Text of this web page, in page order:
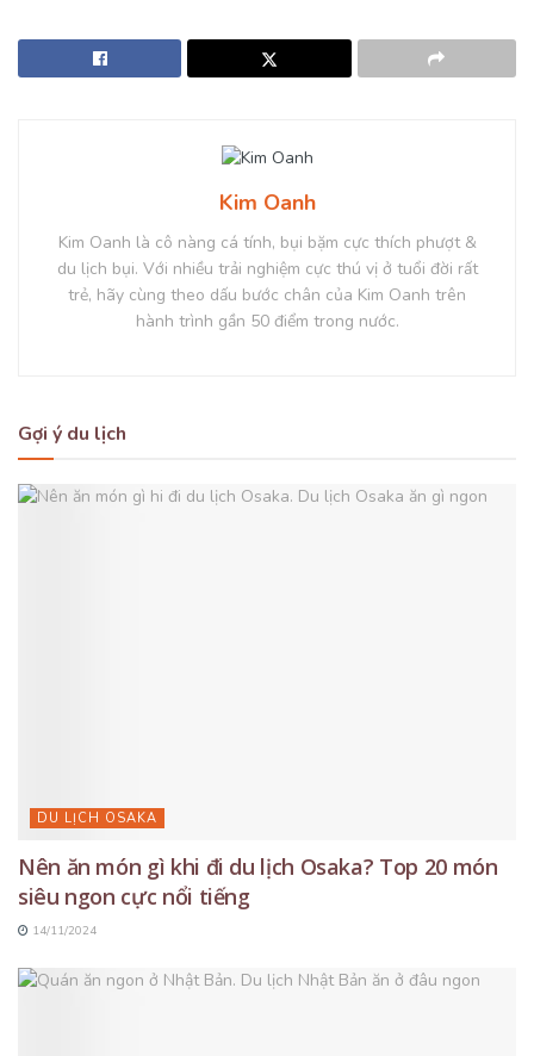
Kim Oanh
Kim Oanh là cô nàng cá tính, bụi bặm cực thích phượt &
du lịch bụi. Với nhiều trải nghiệm cực thú vị ở tuổi đời rất
trẻ, hãy cùng theo dấu bước chân của Kim Oanh trên
hành trình gần 50 điểm trong nước.
Gợi ý du lịch
DU LỊCH OSAKA
Nên ăn món gì khi đi du lịch Osaka? Top 20 món
siêu ngon cực nổi tiếng
14/11/2024